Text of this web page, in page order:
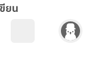
ยน